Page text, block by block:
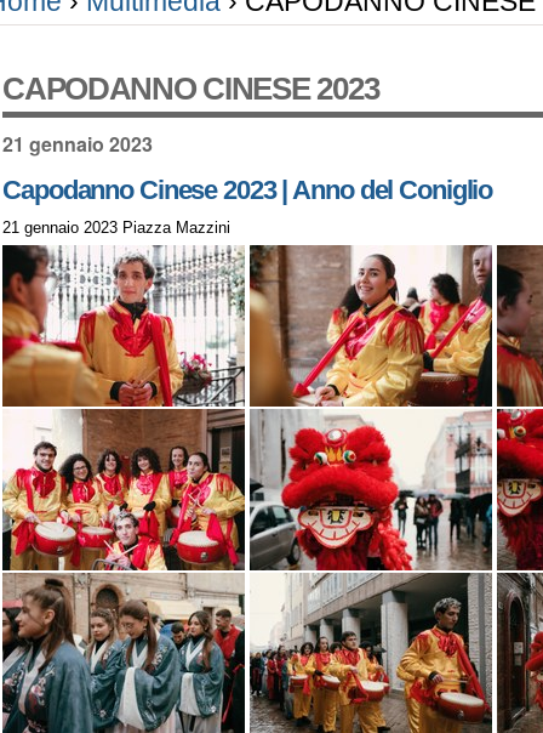
CAPODANNO CINESE 2023
21 gennaio 2023
Capodanno Cinese 2023 | Anno del Coniglio
21 gennaio 2023 Piazza Mazzini